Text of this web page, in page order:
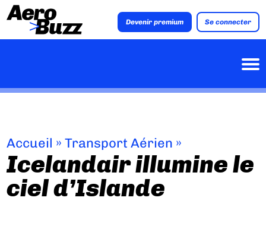
Devenir premium Se connecter
Accueil »Transport Aérien »
Icelandair illumine le
ciel d’Islande